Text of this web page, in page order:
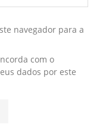
navegador para a
com o
dados por este